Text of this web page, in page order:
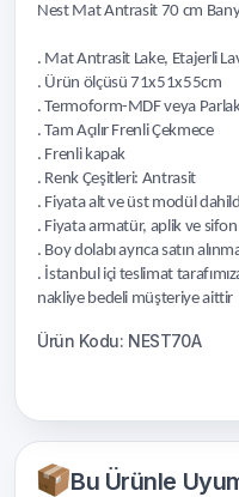
Bu Ürünle
Nest Mat Antrasit 70 cm
. Mat Antrasit Lake, Etajerli
. Ürün ölçüsü 71x51x55cm
. Termoform-MDF veya
. Tam Açılır Frenli Çekmece
. Frenli kapak
. Renk Çeşitleri: Antrasit
. Fiyata alt ve üst modül
. Fiyata armatür, aplik ve
. Boy dolabı ayrıca satın
. İstanbul içi teslimat
nakliye bedeli müşteriye aittir
Ürün Kodu: NEST70A